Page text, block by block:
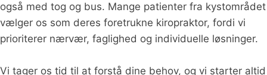
også med tog og bus. Mange patienter fra kystområdet
vælger os som deres foretrukne kiropraktor, fordi vi
prioriterer nærvær, faglighed og individuelle løsninger.
Vi tager os tid til at forstå dine behov, og vi starter altid